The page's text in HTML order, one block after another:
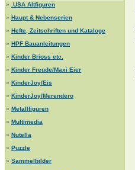
»
.USA Altfiguren
» Haupt & Nebenserien
» Hefte, Zeitschriften und Kataloge
» HPF Bauanleitungen
» Kinder Brioss etc.
» Kinder Freude/Maxi Eier
» KinderJoy/Eis
» KinderJoy/Merendero
» Metallfiguren
» Multimedia
» Nutella
» Puzzle
» Sammelbilder